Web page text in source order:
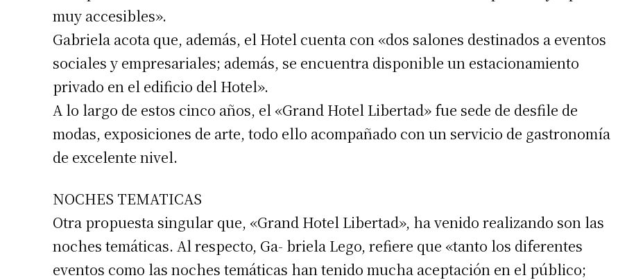
* Requerido
Dirección de correo electrónico*
muy accesibles».
Gabriela acota que, además, el Hotel cuenta con «dos salones destinados a eventos
sociales y empresariales; además, se encuentra disponible un estacionamiento
privado en el edificio del Hotel».
A lo largo de estos cinco años, el «Grand Hotel Libertad» fue sede de desfile de
modas, exposiciones de arte, todo ello acompañado con un servicio de gastronomía
de excelente nivel.
NOCHES TEMATICAS
Otra propuesta singular que, «Grand Hotel Libertad», ha venido realizando son las
noches temáticas. Al respecto, Ga- briela Lego, refiere que «tanto los diferentes
eventos como las noches temáticas han tenido mucha aceptación en el público;